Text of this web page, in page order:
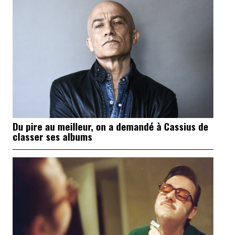
Du pire au meilleur, on a demandé à Cassius de
classer ses albums